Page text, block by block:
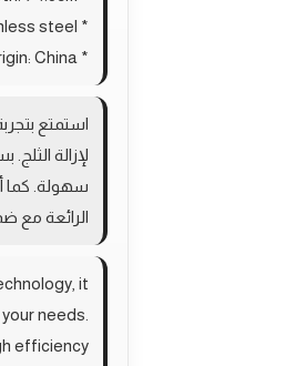
* Color: Stainless steel
* Country of origin: China
استمتع
الرائعة مع ضمان 10 سنوات على الكومبريسر، فهي
it
needs.
efficiency